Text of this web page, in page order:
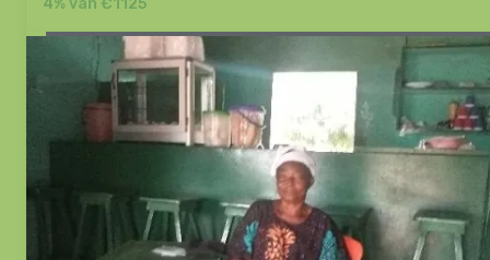
4% van €1125